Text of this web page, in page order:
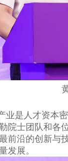
业是人才资本
院士团队和各
前沿的创新与
发展。